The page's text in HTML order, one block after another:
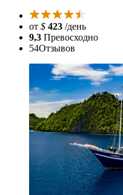
от $ 423 /день
9,3 Превосходно
54Отзывов